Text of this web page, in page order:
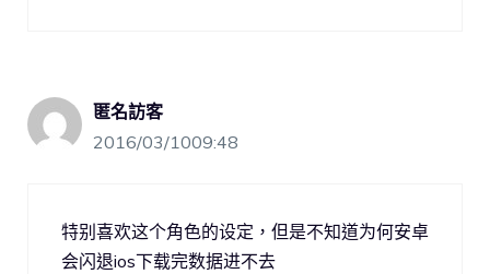
匿名訪客
2016/03/1009:48
特别喜欢这个角色的设定，但是不知道为何安卓
会闪退ios下载完数据进不去